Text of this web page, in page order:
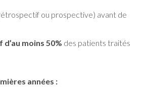
ou prospective) avant de
moins 50% des patients traités
années :